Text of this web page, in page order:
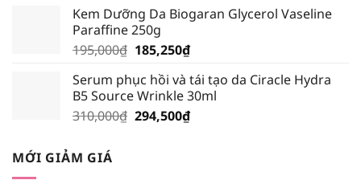
30,000₫.là:
Kem Dưỡng Da Biogaran Glycerol Vaseline
Paraffine 250g
195,000₫ Giá
là:
195,000₫.
185,250₫Giá
tại
là:
185,250₫.
Serum phục hồi và tái tạo da Ciracle Hydra
B5 Source Wrinkle 30ml
310,000₫ Giá
294,500₫Giá
MỚI GIẢM GIÁ